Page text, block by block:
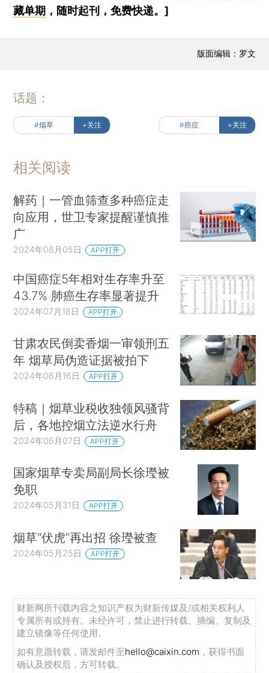
藏单期 ，随时起刊，免费快递。]
版面编辑：罗文
话题：
#烟草 +关注 #癌症 +关注
相关阅读
解药｜一管血筛查多种癌症走
向应用，世卫专家提醒谨慎推
广
2024年08月05日 APP打开
中国癌症5年相对生存率升至
43.7% 肺癌生存率显著提升
2024年07月18日 APP打开
甘肃农民倒卖香烟一审领刑五
年 烟草局伪造证据被拍下
2024年06月16日 APP打开
特稿｜烟草业税收独领风骚背
后，各地控烟立法逆水行舟
2024年06月07日 APP打开
国家烟草专卖局副局长徐㼆被
免职
2024年05月31日 APP打开
烟草“伏虎”再出招 徐㼆被查
2024年05月25日 APP打开
财新网所刊载内容之知识产权为财新传媒及/或相关权利人
专属所有或持有。未经许可，禁止进行转载、摘编、复制及
建立镜像等任何使用。
如有意愿转载，请发邮件至hello@caixin.com ，获得书面
确认及授权后，方可转载。